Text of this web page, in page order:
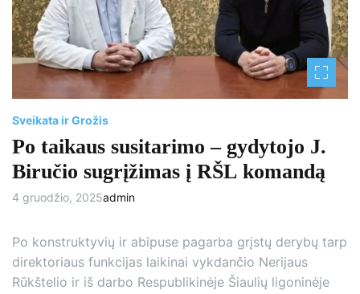
e
a
d
Sveikata ir Grožis
Po taikaus susitarimo – gydytojo J.
Biručio sugrįžimas į RŠL komandą
4 gruodžio, 2025admin
Po konstruktyvių ir abipuse pagarba grįstų derybų tarp
direktoriaus funkcijas laikinai vykdančio Nerijaus
Rūkštelio ir iš darbo Respublikinėje Šiaulių ligoninėje